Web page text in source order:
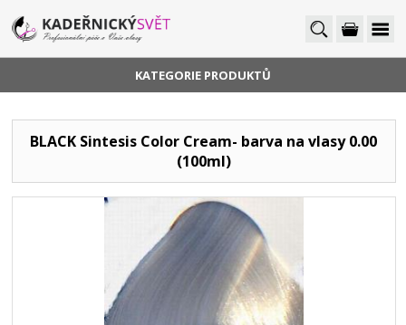
KATEGORIE PRODUKTŮ
BLACK Sintesis Color Cream- barva na vlasy 0.00
(100ml)